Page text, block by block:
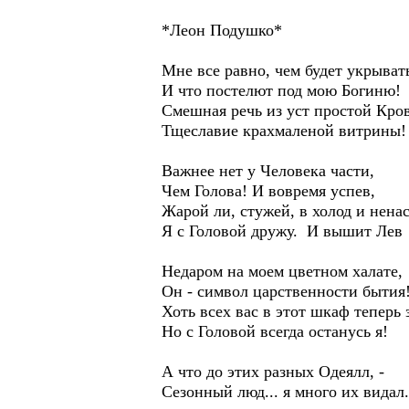
*Леон Подушко*
Мне все равно, чем будет
И что постелют под мою Богиню!
Смешная речь из уст простой
Тщеславие крахмаленой витрины!
Важнее нет у Человека части,
Чем Голова! И вовремя успев,
Жарой ли, стужей, в холод и
Я с Головой дружу. И вышит Лев
Недаром на моем цветном халате,
Он - символ царственности бытия!
Хоть всех вас в этот шкаф теперь
Но с Головой всегда останусь я!
А что до этих разных Одеялл, -
Сезонный люд... я много их видал.